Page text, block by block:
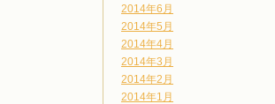
2014年6月
2014年5月
2014年4月
2014年3月
2014年2月
2014年1月